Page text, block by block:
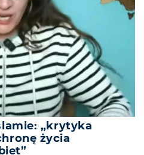
„krytyka
życia